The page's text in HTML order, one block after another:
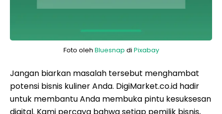
Foto oleh Bluesnap di Pixabay
Jangan biarkan masalah tersebut menghambat
potensi bisnis kuliner Anda. DigiMarket.co.id hadir
untuk membantu Anda membuka pintu kesuksesan